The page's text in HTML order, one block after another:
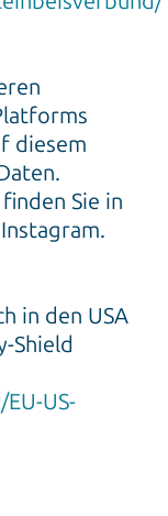
diesem
Sie in
in den USA
Shield
US-